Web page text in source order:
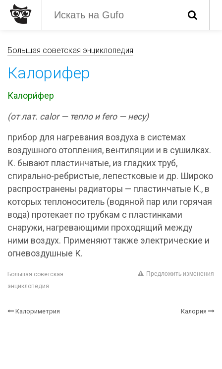
Большая советская энциклопедия
Калорифер
Калори́фер
(от лат. calor — тепло и fero — несу)
прибор для нагревания воздуха в системах
воздушного отопления, вентиляции и в сушилках.
К. бывают пластинчатые, из гладких труб,
спирально-ребристые, лепестковые и др. Широко
распространены радиаторы — пластинчатые К., в
которых теплоноситель (водяной пар или горячая
вода) протекает по трубкам с пластинками
снаружи, нагревающими проходящий между
ними воздух. Применяют также электрические и
огневоздушные К.
Большая советская
энциклопедия
Предложить изменения
Калориметрия Калория